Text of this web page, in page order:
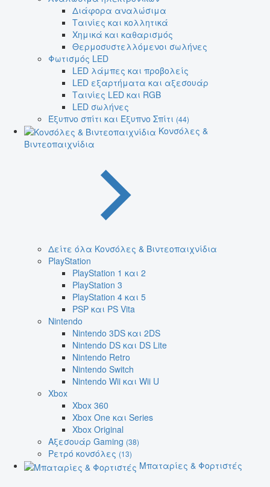
Διάφορα αναλώσιμα
Ταινίες και κολλητικά
Χημικά και καθαρισμός
Θερμοσυστελλόμενοι σωλήνες
Φωτισμός LED
LED λάμπες και προβολείς
LED εξαρτήματα και αξεσουάρ
Ταινίες LED και RGB
LED σωλήνες
Έξυπνο σπίτι και Έξυπνο Σπίτι (44)
Κονσόλες &
Βιντεοπαιχνίδια
Δείτε όλα Κονσόλες & Βιντεοπαιχνίδια
PlayStation
PlayStation 1 και 2
PlayStation 3
PlayStation 4 και 5
PSP και PS Vita
Nintendo
Nintendo 3DS και 2DS
Nintendo DS και DS Lite
Nintendo Retro
Nintendo Switch
Nintendo Wii και Wii U
Xbox
Xbox 360
Xbox One και Series
Xbox Original
Αξεσουάρ Gaming (38)
Ρετρό κονσόλες (13)
Μπαταρίες & Φορτιστές